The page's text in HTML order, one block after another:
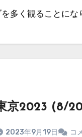
多く観ることに
京2023 (8/
2023年9月19日 コ